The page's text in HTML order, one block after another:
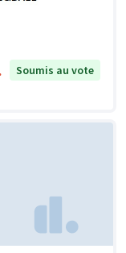
Soumis au vote